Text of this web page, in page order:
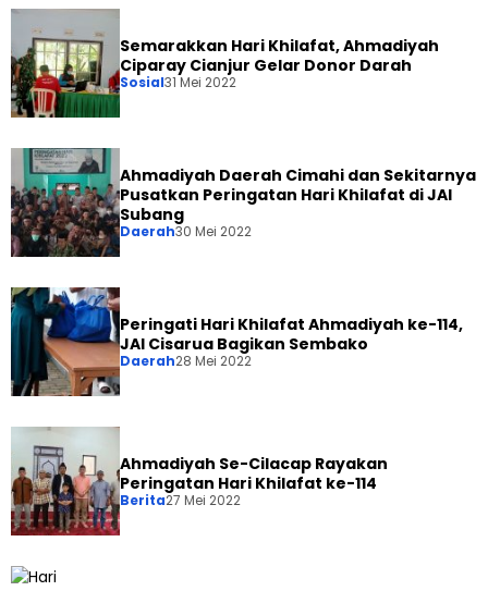
Semarakkan Hari Khilafat, Ahmadiyah
Ciparay Cianjur Gelar Donor Darah
Sosial31 Mei 2022
Ahmadiyah Daerah Cimahi dan Sekitarnya
Pusatkan Peringatan Hari Khilafat di JAI
Subang
Daerah30 Mei 2022
Peringati Hari Khilafat Ahmadiyah ke-114,
JAI Cisarua Bagikan Sembako
Daerah28 Mei 2022
Ahmadiyah Se-Cilacap Rayakan
Peringatan Hari Khilafat ke-114
Berita27 Mei 2022